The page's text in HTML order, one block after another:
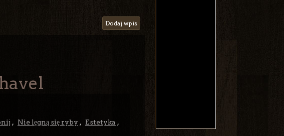
Dodaj wpis
, Nie lęgną się ryby , Estetyka ,